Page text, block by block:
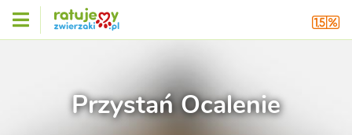
Przystań Ocalenie